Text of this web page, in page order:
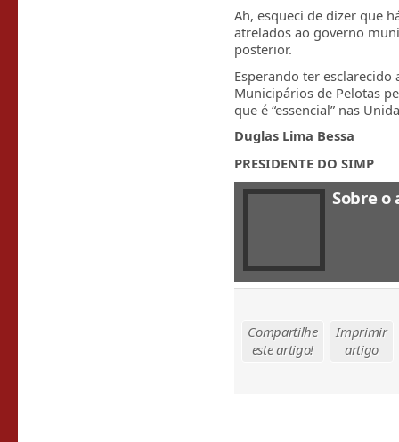
Ah, esqueci de dizer que
atrelados ao governo
posterior.
Esperando ter
Municipários de Pelotas
que é “essencial” nas
Duglas Lima Bessa
PRESIDENTE DO SIMP
Sobre o
Compartilhe
este artigo!
Imprimir
artigo